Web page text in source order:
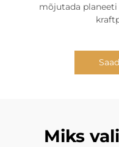
mõjutada
Miks